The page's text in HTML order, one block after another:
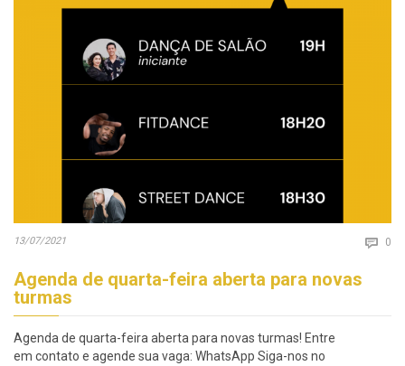
13/07/2021  0
Agenda de quarta-feira aberta para novas
turmas
Agenda de quarta-feira aberta para novas turmas! Entre
em contato e agende sua vaga: WhatsApp Siga-nos no